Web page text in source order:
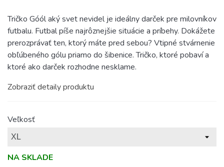
Tričko Góól aký svet nevidel je ideálny darček pre milovníkov
futbalu. Futbal píše najrôznejšie situácie a príbehy. Dokážete
prerozprávať ten, ktorý máte pred sebou? Vtipné stvárnenie
obľúbeného gólu priamo do šibenice. Tričko, ktoré pobaví a
ktoré ako darček rozhodne nesklame.
Zobraziť detaily produktu
Veľkosť
NA SKLADE